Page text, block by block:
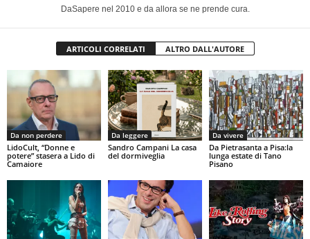
DaSapere nel 2010 e da allora se ne prende cura.
ARTICOLI CORRELATI ALTRO DALL'AUTORE
Da non perdere
LidoCult, “Donne e
potere” stasera a Lido di
Camaiore
Da leggere
Sandro Campani La casa
del dormiveglia
Da vivere
Da Pietrasanta a Pisa:la
lunga estate di Tano
Pisano